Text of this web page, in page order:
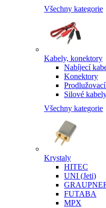
Všechny kategorie
Kabely, konektory
Nabíjecí
Konektory
Silové
Všechny kategorie
Krystaly
HITEC
UNI (Jeti)
FUTABA
MPX